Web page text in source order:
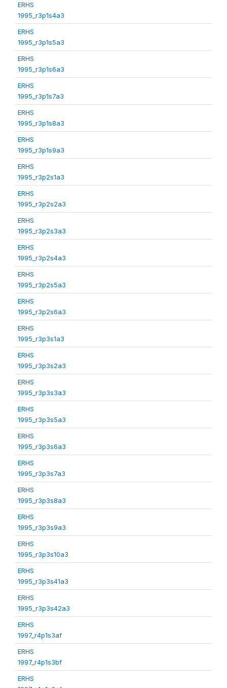
ERHS
1995_r3p1s4a3
ERHS
1995_r3p1s5a3
ERHS
1995_r3p1s6a3
ERHS
1995_r3p1s7a3
ERHS
1995_r3p1s8a3
ERHS
1995_r3p1s9a3
ERHS
1995_r3p2s1a3
ERHS
1995_r3p2s2a3
ERHS
1995_r3p2s3a3
ERHS
1995_r3p2s4a3
ERHS
1995_r3p2s5a3
ERHS
1995_r3p2s6a3
ERHS
1995_r3p3s1a3
ERHS
1995_r3p3s2a3
ERHS
1995_r3p3s3a3
ERHS
1995_r3p3s5a3
ERHS
1995_r3p3s6a3
ERHS
1995_r3p3s7a3
ERHS
1995_r3p3s8a3
ERHS
1995_r3p3s9a3
ERHS
1995_r3p3s10a3
ERHS
1995_r3p3s41a3
ERHS
1995_r3p3s42a3
ERHS
1997_r4p1s3af
ERHS
1997_r4p1s3bf
ERHS